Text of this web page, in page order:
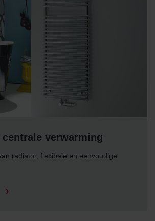
centrale verwarming
radiator, flexibele en eenvoudige